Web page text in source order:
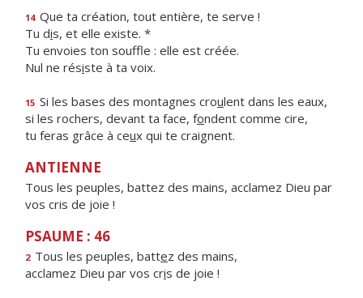
14 Que ta création, tout entière, te serve !
Tu dis, et elle existe. *
Tu envoies ton souffle : elle est créée.
Nul ne résiste à ta voix.
15 Si les bases des montagnes croulent dans les eaux,
si les rochers, devant ta face, fondent comme cire,
tu feras grâce à ceux qui te craignent.
ANTIENNE
Tous les peuples, battez des mains, acclamez Dieu par
vos cris de joie !
PSAUME : 46
2 Tous les peuples, battez des mains,
acclamez Dieu par vos cris de joie !